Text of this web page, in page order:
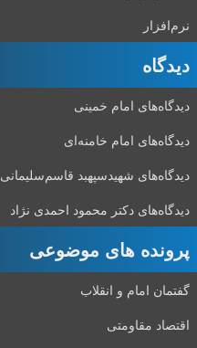
نرم‌افزار
دیدگاه‌
دیدگاه‌های امام خمینی
دیدگاه‌های امام خامنه‌ای
دیدگاه‌های شهید‌سپهبد قاسم‌سلیمانی
دیدگاه‌های دکتر محمود احمدی نژاد
پرونده های موضوعی
گفتمان امام و انقلاب
اقتصاد مقاومتی